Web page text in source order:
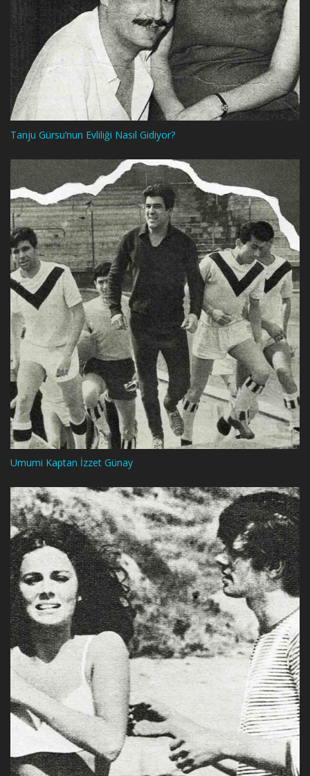
Tanju Gürsu’nun Evliliği Nasıl Gidiyor?
Umumi Kaptan İzzet Günay